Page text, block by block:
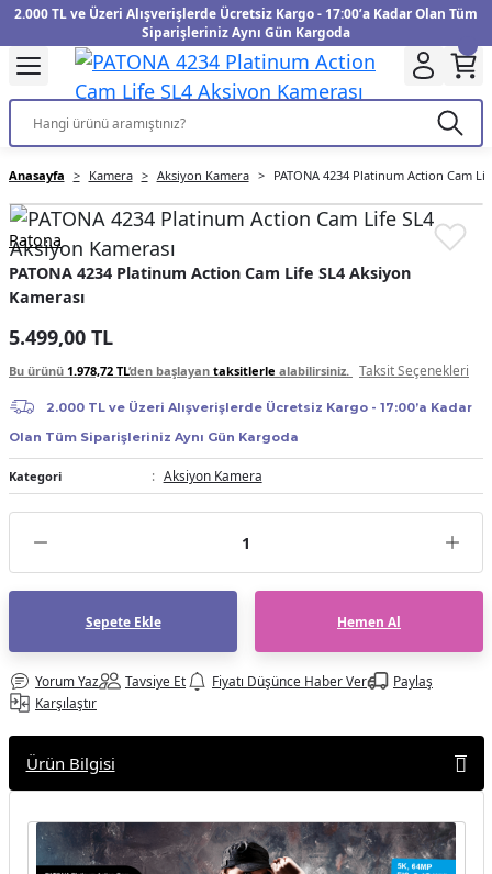
2.000 TL ve Üzeri Alışverişlerde Ücretsiz Kargo - 17:00’a Kadar Olan Tüm
Siparişleriniz Aynı Gün Kargoda
Geri Dön
Makinesi
Geri Dön
Filtre
Geri Dön
Geri Dön
Aksiyon Kamera
Geri Dön
Geri Dön
Geri Dön
Fotoğraf Kağıdı
Geri Dön
Instax Film
Geri Dön
Geri Dön
Geri Dön
Aksesuarları
Geri Dön
Anasayfa Kamera Aksiyon Kamera PATONA 4234 Platinum Action Cam
Patona
PATONA 4234 Platinum Action Cam Life SL4 Aksiyon
Kamerası
5.499,00 TL
Bu ürünü 1.978,72 TL’den başlayan taksitlerle alabilirsiniz. Taksit Seçenekleri
2.000 TL ve Üzeri Alışverişlerde Ücretsiz Kargo - 17:00’a Kadar
Olan Tüm Siparişleriniz Aynı Gün Kargoda
Kategori Aksiyon Kamera
Sepete Ekle Hemen Al
Yorum Yaz Tavsiye Et Fiyatı Düşünce Haber Ver
Paylaş
Karşılaştır
Ürün Bilgisi